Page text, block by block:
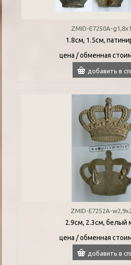
ZMID-E7250A-
1.8см, 1.5см,
цена / oбменная
добавить в
ZMID-E7252A-
2.9см, 2.3см, белый
цена / oбменная
добавить в